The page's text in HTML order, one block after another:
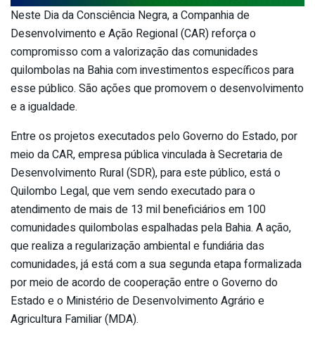
Neste Dia da Consciência Negra, a Companhia de
Desenvolvimento e Ação Regional (CAR) reforça o
compromisso com a valorização das comunidades
quilombolas na Bahia com investimentos específicos para
esse público. São ações que promovem o desenvolvimento
e a igualdade.
Entre os projetos executados pelo Governo do Estado, por
meio da CAR, empresa pública vinculada à Secretaria de
Desenvolvimento Rural (SDR), para este público, está o
Quilombo Legal, que vem sendo executado para o
atendimento de mais de 13 mil beneficiários em 100
comunidades quilombolas espalhadas pela Bahia. A ação,
que realiza a regularização ambiental e fundiária das
comunidades, já está com a sua segunda etapa formalizada
por meio de acordo de cooperação entre o Governo do
Estado e o Ministério de Desenvolvimento Agrário e
Agricultura Familiar (MDA).